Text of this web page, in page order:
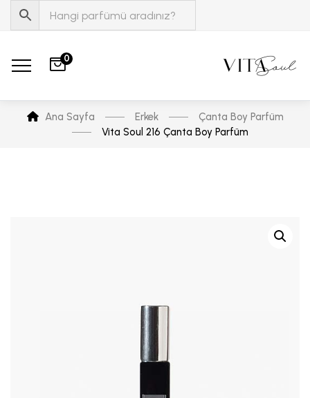
0
Ana Sayfa Erkek
Çanta Boy Parfüm
Vita Soul 216 Çanta Boy Parfüm